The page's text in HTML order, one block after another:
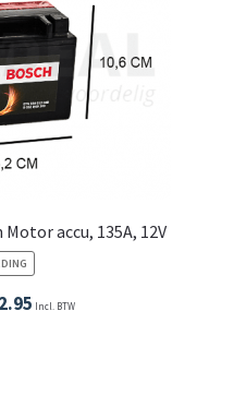
Motor accu, 135A, 12V
PRODUCT
IN
DE
UITVERKOOP
Incl. BTW